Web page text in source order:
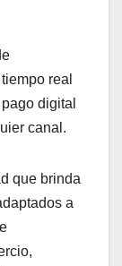
real
digital
canal.
que brinda
a